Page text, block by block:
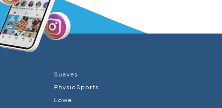
Suaves
PhysioSports
Lowe